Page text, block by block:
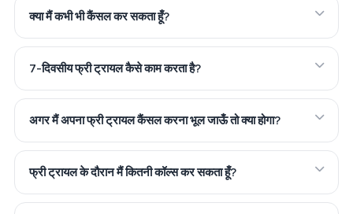
क्या मैं कभी भी कैंसल कर सकता हूँ?
7-दिवसीय फ्री ट्रायल कैसे काम करता है?
अगर मैं अपना फ्री ट्रायल कैंसल करना भूल जाऊँ तो क्या होगा?
फ्री ट्रायल के दौरान मैं कितनी कॉल्स कर सकता हूँ?